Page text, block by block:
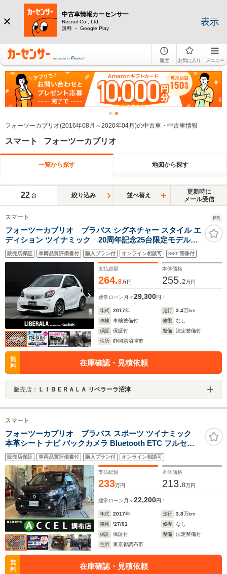
中古車情報カーセンサー
Recruit Co., Ltd.
無料 － Google Play
表示
履歴 お気に入り メニュー
フォーツーカブリオ(2016年08月～2020年04月)の中古車・中古車情報
スマート フォーツーカブリオ
一覧から探す 地図から探す
22 台 絞り込み 並べ替え
更新時に
メール受信
スマート PR
フォーツーカブリオ ブラバス シグネチャー スタイル エ
ディション ツイナミック 20周年記念25台限定モデル電
動オープン赤幌ディーラーOPメモリーナビワンセグTVバ
ックカメラBluetooth対応オーディオUSBブラックレザー
シートデジタルインナーミラードラレコLEDヘッドライ
販売店保証 車両品質評価書付 購入プラン付 オンライン相談可 360°画像付
支払総額
264.8万円
本体価格
255.2万円
通常ローン 月々29,300円
年式 2017年 走行 3.4万km
車検
車検整備付 修復
なし
保証
保証付 整備
法定整備付
住所
静岡県沼津市
無
料
在庫確認・見積依頼
販売店： ＬＩＢＥＲＡＬＡ リベラーラ沼津
スマート
フォーツーカブリオ ブラバス スポーツ ツイナミック
本革シート ナビ バックカメラ Bluetooth ETC フルセグ
シートヒーター パーキングセンサー 純正16インチアル
ミ クルーズコントロール
販売店保証 車両品質評価書付 購入プラン付 オンライン相談可
支払総額
233万円
本体価格
213.8万円
通常ローン 月々22,200円
年式 2017年 走行 3.8万km
車検
'27/01 修復
なし
保証
保証付 整備
法定整備付
住所
東京都調布市
無
料
在庫確認・見積依頼